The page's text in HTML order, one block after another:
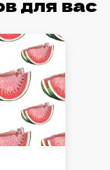
Универсальные